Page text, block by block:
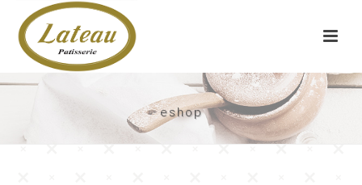
eshop